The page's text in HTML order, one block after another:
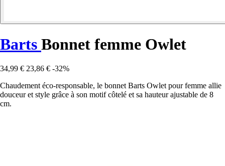
Barts Bonnet femme Owlet
34,99 € 23,86 € -32%
Chaudement éco-responsable, le bonnet Barts Owlet pour femme allie
douceur et style grâce à son motif côtelé et sa hauteur ajustable de 8
cm.